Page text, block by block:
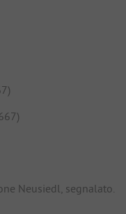
Neusiedl, segnalato.